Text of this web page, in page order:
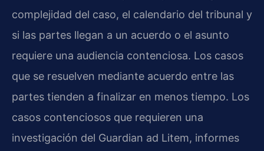
complejidad del caso, el calendario del tribunal y
si las partes llegan a un acuerdo o el asunto
requiere una audiencia contenciosa. Los casos
que se resuelven mediante acuerdo entre las
partes tienden a finalizar en menos tiempo. Los
casos contenciosos que requieren una
investigación del Guardian ad Litem, informes